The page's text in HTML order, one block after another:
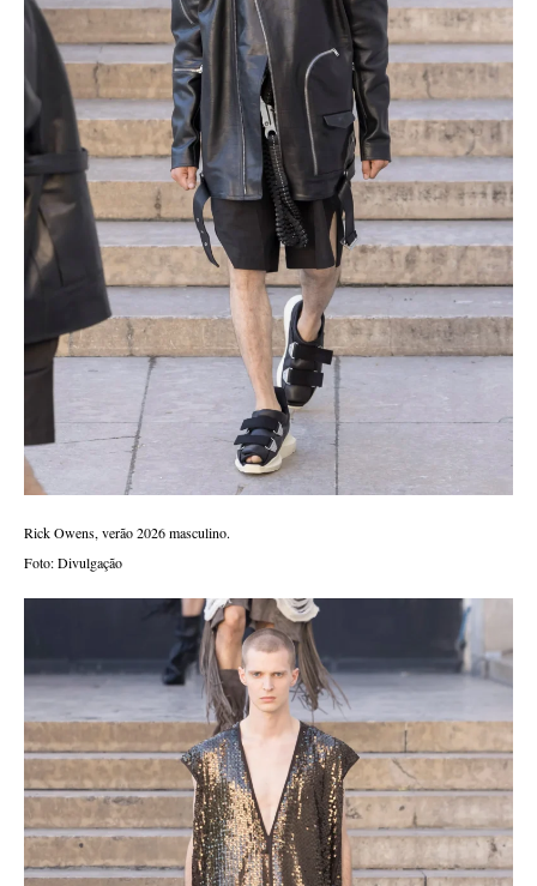
Rick Owens, verão 2026 masculino.
Foto: Divulgação